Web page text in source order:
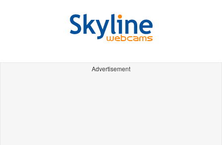
Advertisement